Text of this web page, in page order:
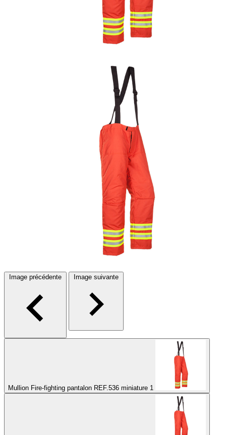
Image précédente Image suivante
Mullion Fire-fighting pantalon REF.536 miniature 1